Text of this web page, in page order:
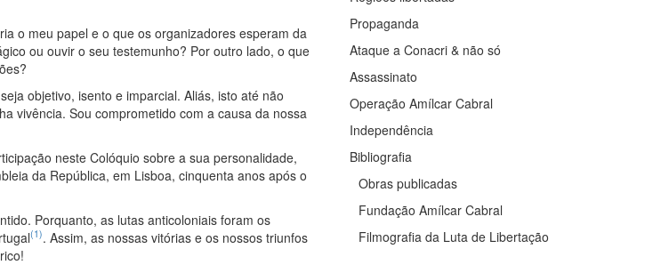
o meu papel e o que os organizadores esperam da
ou ouvir o seu testemunho? Por outro lado, o que
objetivo, isento e imparcial. Aliás, isto até não
vivência. Sou comprometido com a causa da nossa
neste Colóquio sobre a sua personalidade,
da República, em Lisboa, cinquenta anos após o
Porquanto, as lutas anticoloniais foram os
(1). Assim, as nossas vitórias e os nossos triunfos
Propaganda
Ataque a Conacri & não só
Assassinato
Operação Amílcar Cabral
Independência
Bibliografia
Obras publicadas
Fundação Amílcar Cabral
Filmografia da Luta de Libertação